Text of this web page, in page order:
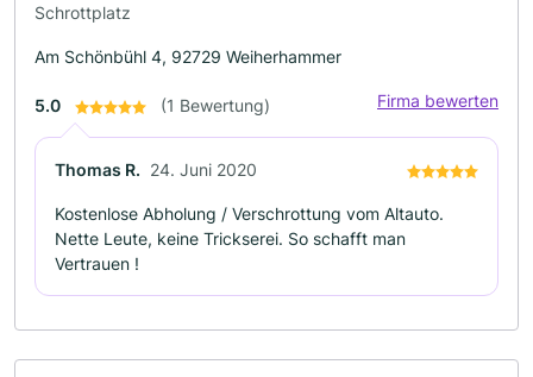
Schrottplatz
Am Schönbühl 4, 92729 Weiherhammer
5.0 (1 Bewertung) Firma bewerten
Thomas R. 24. Juni 2020
Kostenlose Abholung / Verschrottung vom Altauto.
Nette Leute, keine Trickserei. So schafft man
Vertrauen !